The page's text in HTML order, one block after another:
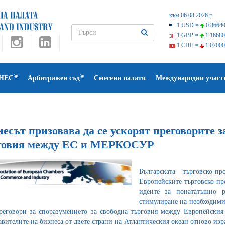
към 06.08.2026 г.
1 USD =
1 GBP =
1 CHF =
® Арбитражен съд® Смесени палати Международни
призовава да се ускорят преговорите
между ЕС и МЕРКОСУР
Българската
Европейските
идеите за понататъшно
стимулиране на
за споразумението за свободна търговия между
на бизнеса от двете страни на Атлантическия океан отново